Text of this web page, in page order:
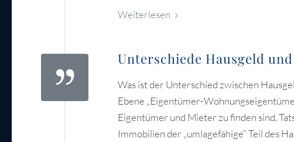
Weiterlesen
Unterschiede Hausgeld
Was ist der Unterschied zwischen
Ebene „Eigentümer-
Eigentümer und Mieter zu finden sind.
Immobilien der „umlagefähige“ Teil des